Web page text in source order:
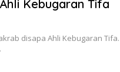
Kebugaran Tifa
disapa Ahli Kebugaran Tifa.